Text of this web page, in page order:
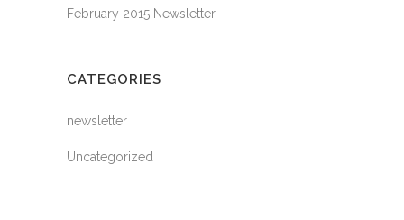
February 2015 Newsletter
CATEGORIES
newsletter
Uncategorized